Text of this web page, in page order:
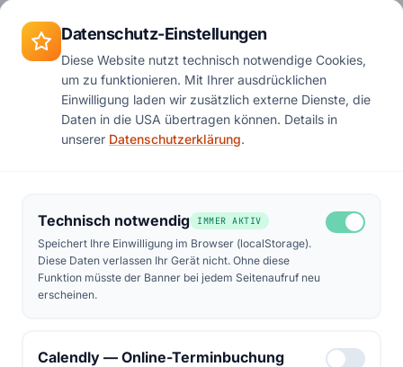
Zum Hauptinhalt springen
Podcast Folge 25
Datenschutz-Einstellungen
Diese Website nutzt technisch notwendige Cookies,
um zu funktionieren. Mit Ihrer ausdrücklichen
Einwilligung laden wir zusätzlich externe Dienste, die
Daten in die USA übertragen können. Details in
unserer Datenschutzerklärung.
Technisch notwendig IMMER AKTIV
Speichert Ihre Einwilligung im Browser (localStorage).
Diese Daten verlassen Ihr Gerät nicht. Ohne diese
Funktion müsste der Banner bei jedem Seitenaufruf neu
erscheinen.
Calendly — Online-Terminbuchung